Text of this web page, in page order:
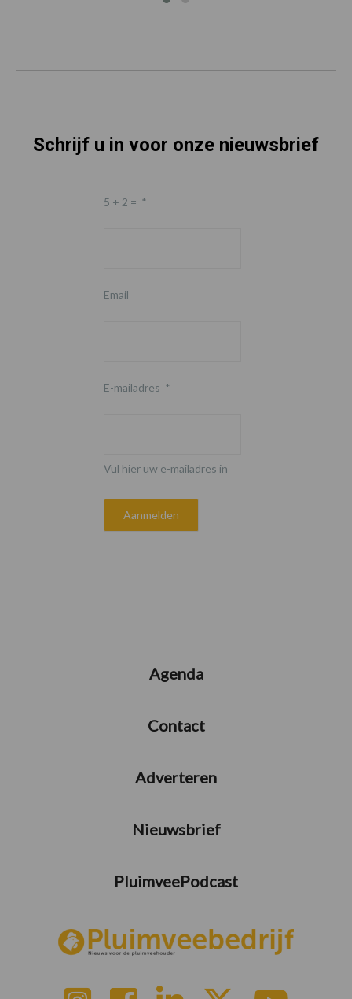
Schrijf u in voor onze nieuwsbrief
5 + 2 = *
Email
E-mailadres *
Vul hier uw e-mailadres in
Agenda
Contact
Adverteren
Nieuwsbrief
PluimveePodcast